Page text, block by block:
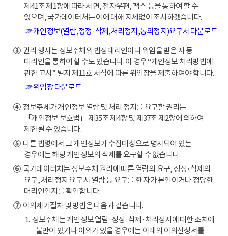
제41조 제1항에 따라 서면, 전자우편, 팩스 등을 통하여 할 수
있으며, 국가데이터처는 이에 대해 지체없이 조치하겠습니다.
☞ 개인정보(열람,정정·삭제,처리정지,동의정지)요구서 다운로드
③권리 행사는 정보주체의 법정대리인이나 위임을 받은 자 등
대리인을 통하여 할 수도 있습니다. 이 경우 “개인정보 처리방법에
관한 고시” 별지 제11호 서식에 따른 위임장을 제출하여야 합니다.
☞ 위임장 다운로드
④정보주체가 개인정보 열람 및 처리 정지를 요구할 권리는
「개인정보 보호법」 제35조 제4항 및 제37조 제2항에 의하여
제한될 수 있습니다.
⑤다른 법령에서 그 개인정보가 수집대상으로 명시되어 있는
경우에는 해당 개인정보의 삭제를 요구할 수 없습니다.
⑥국가데이터처는 정보주체 권리에 따른 열람의 요구, 정정·삭제의
요구, 처리정지 요구 시 열람 등 요구를 한 자가 본인이거나 정당한
대리인인지를 확인합니다.
⑦이의제기절차 및 방법은 다음과 같습니다.
1. 정보주체는 개인정보 열람·정정·삭제·처리정지에 대한 조치에
불만이 있거나 이의가 있을 경우에는 아래의 이의신청서를